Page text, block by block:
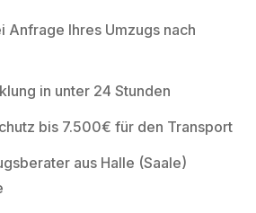
Anfrage Ihres Umzugs nach
in unter 24 Stunden
bis 7.500€ für den Transport
aus Halle (Saale)